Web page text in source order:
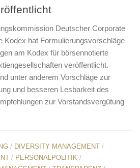
Deutscher Corporate
Kodex hat Formulierungsvorschläge
am Kodex für börsennotierte
veröffentlicht.
unter anderem Vorschläge zur
und besseren Lesbarkeit des
zur Vorstandsvergütung
/ DIVERSITY MANAGEMENT /
/ PERSONALPOLITIK /